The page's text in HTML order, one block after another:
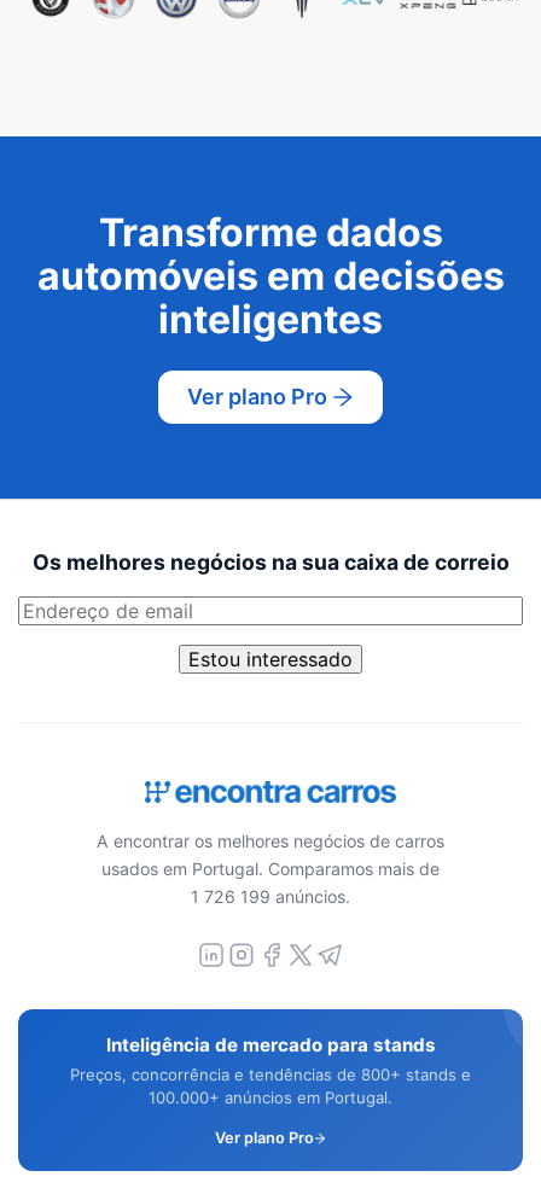
Transforme dados
automóveis em decisões
inteligentes
Ver plano Pro
Os melhores negócios na sua caixa de correio
Estou interessado
A encontrar os melhores negócios de carros
usados em Portugal. Comparamos mais de
1 726 199 anúncios.
Inteligência de mercado para stands
Preços, concorrência e tendências de 800+ stands e
100.000+ anúncios em Portugal.
Ver plano Pro